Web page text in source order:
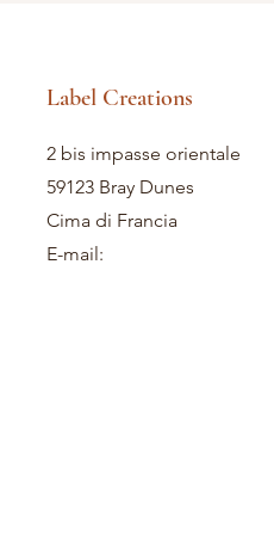
Label Creations
2 bis impasse orientale
59123 Bray Dunes
Cima di Francia
E-mail: